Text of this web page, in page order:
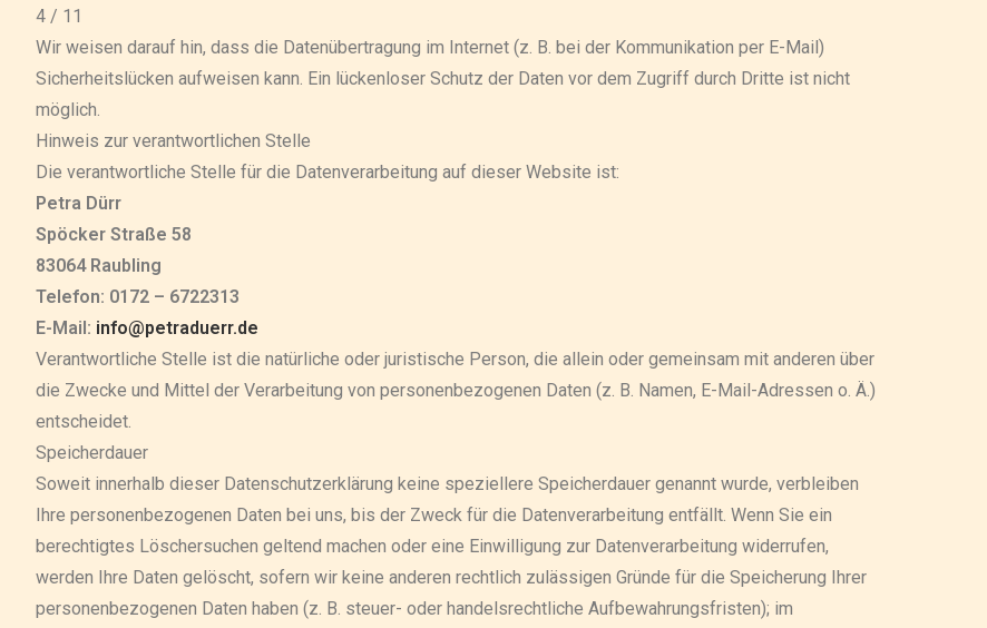
4 / 11
Wir weisen darauf hin, dass die Datenübertragung im Internet (z. B. bei der Kommunikation per E-Mail)
Sicherheitslücken aufweisen kann. Ein lückenloser Schutz der Daten vor dem Zugriff durch Dritte ist nicht
möglich.
Hinweis zur verantwortlichen Stelle
Die verantwortliche Stelle für die Datenverarbeitung auf dieser Website ist:
Petra Dürr
Spöcker Straße 58
83064 Raubling
Telefon: 0172 – 6722313
E-Mail: info@petraduerr.de
Verantwortliche Stelle ist die natürliche oder juristische Person, die allein oder gemeinsam mit anderen über
die Zwecke und Mittel der Verarbeitung von personenbezogenen Daten (z. B. Namen, E-Mail-Adressen o. Ä.)
entscheidet.
Speicherdauer
Soweit innerhalb dieser Datenschutzerklärung keine speziellere Speicherdauer genannt wurde, verbleiben
Ihre personenbezogenen Daten bei uns, bis der Zweck für die Datenverarbeitung entfällt. Wenn Sie ein
berechtigtes Löschersuchen geltend machen oder eine Einwilligung zur Datenverarbeitung widerrufen,
werden Ihre Daten gelöscht, sofern wir keine anderen rechtlich zulässigen Gründe für die Speicherung Ihrer
personenbezogenen Daten haben (z. B. steuer- oder handelsrechtliche Aufbewahrungsfristen); im